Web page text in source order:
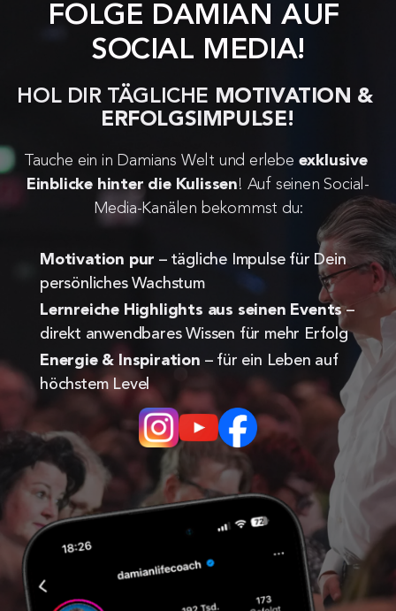
FOLGE DAMIAN AUF
SOCIAL MEDIA!
HOL DIR TÄGLICHE MOTIVATION &
ERFOLGSIMPULSE!
Tauche ein in Damians Welt und erlebe exklusive
Einblicke hinter die Kulissen! Auf seinen Social-
Media-Kanälen bekommst du:
Motivation pur – tägliche Impulse für Dein
persönliches Wachstum
Lernreiche Highlights aus seinen Events –
direkt anwendbares Wissen für mehr Erfolg
Energie & Inspiration – für ein Leben auf
höchstem Level